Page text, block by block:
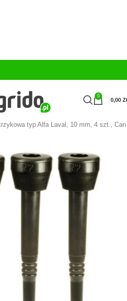
0
0,00
typ Alfa Laval, 10 mm, 4 szt., Can